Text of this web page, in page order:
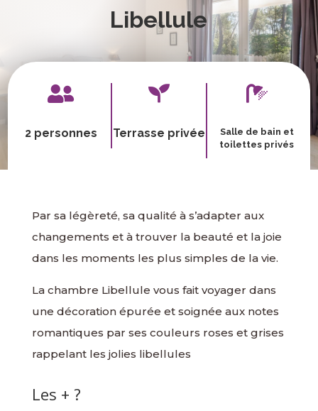
Libellule

2 personnes

Terrasse privée

Salle de bain et
toilettes privés
Par sa légèreté, sa qualité à s’adapter aux
changements et à trouver la beauté et la joie
dans les moments les plus simples de la vie.
La chambre Libellule vous fait voyager dans
une décoration épurée et soignée aux notes
romantiques par ses couleurs roses et grises
rappelant les jolies libellules
Les + ?